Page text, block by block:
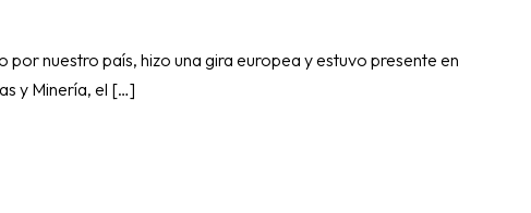
nuestro país, hizo una gira europea y estuvo presente en
y Minería, el […]